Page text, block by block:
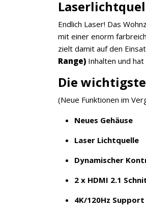
Endlich Laser! Das
mit einer enorm
zielt damit auf den
Range) Inhalten und
Die
(Neue Funktionen im
Neues Gehäuse
Laser Lichtquelle
Dynamischer
2 x HDMI 2.1
4K/120Hz